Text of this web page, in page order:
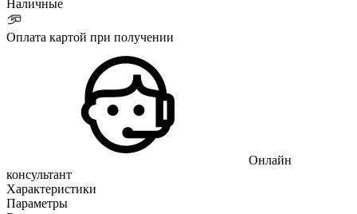
Наличные
Оплата картой при получении
Онлайн
консультант
Характеристики
Параметры